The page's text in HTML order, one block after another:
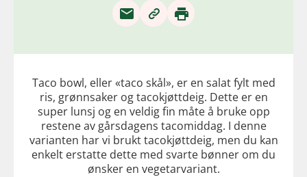
Taco bowl, eller «taco skål», er en salat fylt med
ris, grønnsaker og tacokjøttdeig. Dette er en
super lunsj og en veldig fin måte å bruke opp
restene av gårsdagens tacomiddag. I denne
varianten har vi brukt tacokjøttdeig, men du kan
enkelt erstatte dette med svarte bønner om du
ønsker en vegetarvariant.